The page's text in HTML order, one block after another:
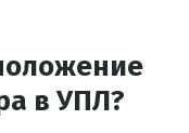
в УПЛ?